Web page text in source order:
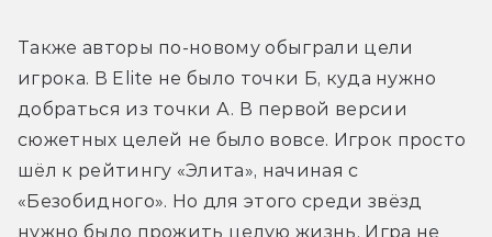
Также авторы по-новому обыграли цели
игрока. В Elite не было точки Б, куда нужно
добраться из точки А. В первой версии
сюжетных целей не было вовсе. Игрок просто
шёл к рейтингу «Элита», начиная с
«Безобидного». Но для этого среди звёзд
нужно было прожить целую жизнь. Игра не